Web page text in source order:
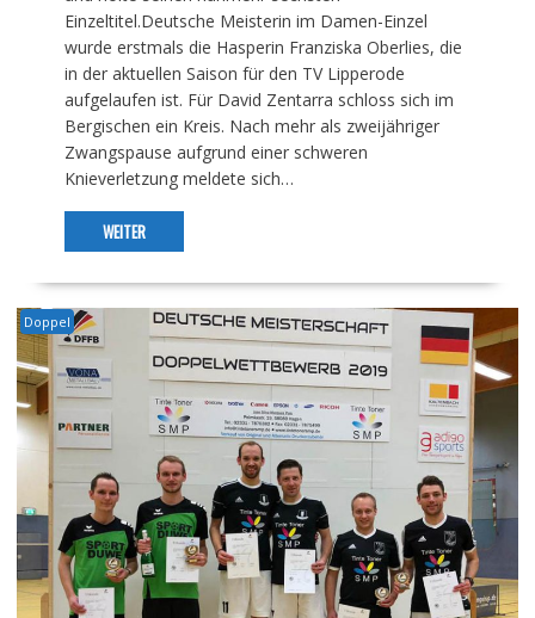
Einzeltitel.Deutsche Meisterin im Damen-Einzel
wurde erstmals die Hasperin Franziska Oberlies, die
in der aktuellen Saison für den TV Lipperode
aufgelaufen ist. Für David Zentarra schloss sich im
Bergischen ein Kreis. Nach mehr als zweijähriger
Zwangspause aufgrund einer schweren
Knieverletzung meldete sich…
WEITER
Doppel